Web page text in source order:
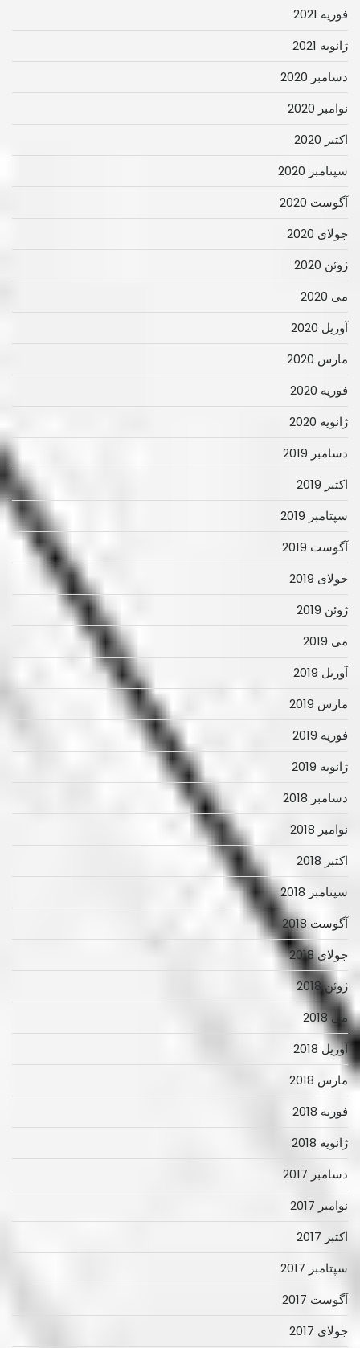
فوریه 2021
ژانویه 2021
دسامبر 2020
نوامبر 2020
اکتبر 2020
سپتامبر 2020
آگوست 2020
جولای 2020
ژوئن 2020
می 2020
آوریل 2020
مارس 2020
فوریه 2020
ژانویه 2020
دسامبر 2019
اکتبر 2019
سپتامبر 2019
آگوست 2019
جولای 2019
ژوئن 2019
می 2019
آوریل 2019
مارس 2019
فوریه 2019
ژانویه 2019
دسامبر 2018
نوامبر 2018
اکتبر 2018
سپتامبر 2018
آگوست 2018
جولای 2018
ژوئن 2018
می 2018
آوریل 2018
مارس 2018
فوریه 2018
ژانویه 2018
دسامبر 2017
نوامبر 2017
اکتبر 2017
سپتامبر 2017
آگوست 2017
جولای 2017